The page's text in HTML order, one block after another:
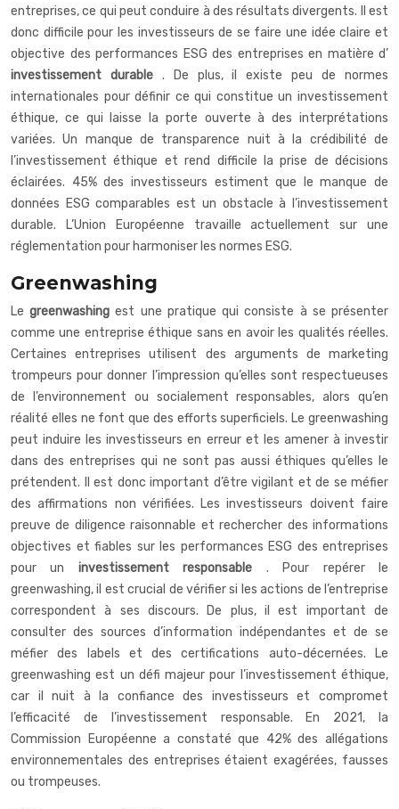
entreprises, ce qui peut conduire à des résultats divergents. Il est
donc difficile pour les investisseurs de se faire une idée claire et
objective des performances ESG des entreprises en matière d’
investissement durable . De plus, il existe peu de normes
internationales pour définir ce qui constitue un investissement
éthique, ce qui laisse la porte ouverte à des interprétations
variées. Un manque de transparence nuit à la crédibilité de
l’investissement éthique et rend difficile la prise de décisions
éclairées. 45% des investisseurs estiment que le manque de
données ESG comparables est un obstacle à l’investissement
durable. L’Union Européenne travaille actuellement sur une
réglementation pour harmoniser les normes ESG.
Greenwashing
Legreenwashingest une pratique qui consiste à se présenter
comme une entreprise éthique sans en avoir les qualités réelles.
Certaines entreprises utilisent des arguments de marketing
trompeurs pour donner l’impression qu’elles sont respectueuses
de l’environnement ou socialement responsables, alors qu’en
réalité elles ne font que des efforts superficiels. Le greenwashing
peut induire les investisseurs en erreur et les amener à investir
dans des entreprises qui ne sont pas aussi éthiques qu’elles le
prétendent. Il est donc important d’être vigilant et de se méfier
des affirmations non vérifiées. Les investisseurs doivent faire
preuve de diligence raisonnable et rechercher des informations
objectives et fiables sur les performances ESG des entreprises
pour un investissement responsable . Pour repérer le
greenwashing, il est crucial de vérifier si les actions de l’entreprise
correspondent à ses discours. De plus, il est important de
consulter des sources d’information indépendantes et de se
méfier des labels et des certifications auto-décernées. Le
greenwashing est un défi majeur pour l’investissement éthique,
car il nuit à la confiance des investisseurs et compromet
l’efficacité de l’investissement responsable. En 2021, la
Commission Européenne a constaté que 42% des allégations
environnementales des entreprises étaient exagérées, fausses
ou trompeuses.